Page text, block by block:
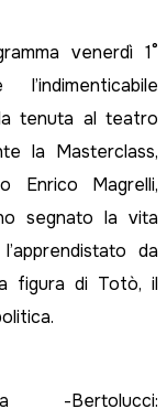
venerdì 1°
tenuta al teatro
la Masterclass,
Enrico Magrelli,
segnato la vita
da
figura di Totò, il
Bertolucci: